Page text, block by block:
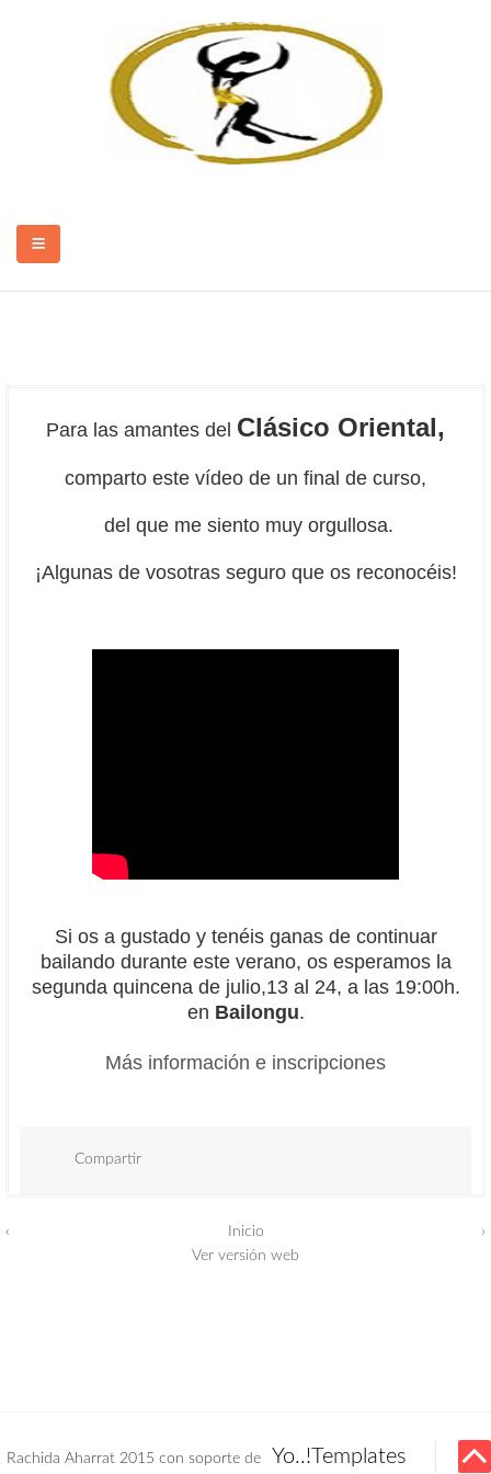
ESPECTÁCULOS
Para las amantes del Clásico Oriental,
comparto este vídeo de un final de curso,
del que me siento muy orgullosa.
¡Algunas de vosotras seguro que os reconocéis!
Si os a gustado y tenéis ganas de continuar
bailando durante este verano, os esperamos la
segunda quincena de julio,13 al 24, a las 19:00h.
en Bailongu.
Más información e inscripciones
Compartir
‹ ›
Inicio
Ver versión web
Rachida Aharrat 2015 con soporte de Yo..!Templates